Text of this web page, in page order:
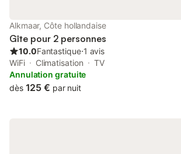
Alkmaar, Côte hollandaise
Gîte pour 2 personnes
10.0Fantastique⋅1 avis
WiFi
Climatisation
TV
Annulation gratuite
dès 125 € par nuit